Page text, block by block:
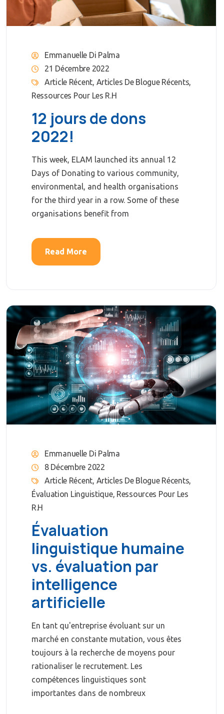
Emmanuelle Di Palma
21 Décembre 2022
Article Récent, Articles De Blogue Récents,
Ressources Pour Les R.H
12 jours de dons
2022!
This week, ELAM launched its annual 12
Days of Donating to various community,
environmental, and health organisations
for the third year in a row. Some of these
organisations benefit from
Read More
Emmanuelle Di Palma
8 Décembre 2022
Article Récent, Articles De Blogue Récents,
Évaluation Linguistique, Ressources Pour Les
R.H
Évaluation
linguistique humaine
vs. évaluation par
intelligence
artificielle
En tant qu'entreprise évoluant sur un
marché en constante mutation, vous êtes
toujours à la recherche de moyens pour
rationaliser le recrutement. Les
compétences linguistiques sont
importantes dans de nombreux